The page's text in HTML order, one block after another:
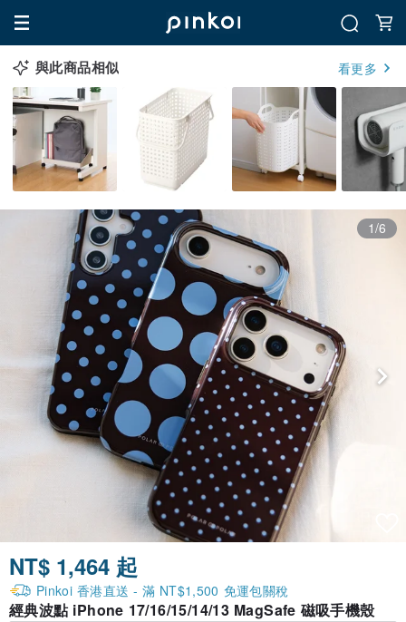
與此商品相似 看更多
1/6
NT$ 1,464 起
Pinkoi 香港直送 - 滿 NT$1,500 免運包關稅
經典波點 iPhone 17/16/15/14/13 MagSafe 磁吸手機殼